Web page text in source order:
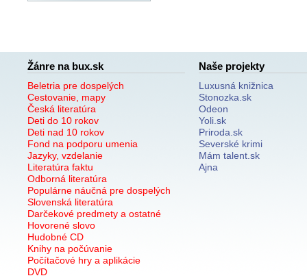
Žánre na bux.sk
Beletria pre dospelých
Cestovanie, mapy
Česká literatúra
Deti do 10 rokov
Deti nad 10 rokov
Fond na podporu umenia
Jazyky, vzdelanie
Literatúra faktu
Odborná literatúra
Populárne náučná pre dospelých
Slovenská literatúra
Darčekové predmety a ostatné
Hovorené slovo
Hudobné CD
Knihy na počúvanie
Počítačové hry a aplikácie
DVD
Naše projekty
Luxusná knižnica
Stonozka.sk
Odeon
Yoli.sk
Priroda.sk
Severské krimi
Mám talent.sk
Ajna